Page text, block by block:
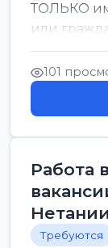
ТОЛЬКО
или
101
Работа
Требуются